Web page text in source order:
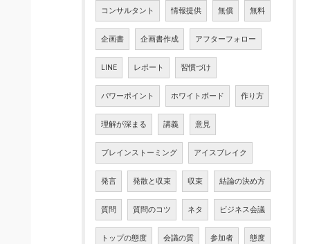
コンサルタント 情報提供 無償 無料
企画書 企画書作成 アフターフォロー
LINE レポート 習慣づけ
パワーポイント ホワイトボード 作り方
理解が深まる 講義 意見
ブレインストーミング アイスブレイク
発言 発散と収束 収束 結論の決め方
質問 質問のコツ ネタ ビジネス会議
トップの態度 会議の質 参加者 態度